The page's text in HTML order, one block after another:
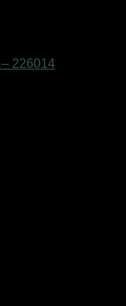
– 226014